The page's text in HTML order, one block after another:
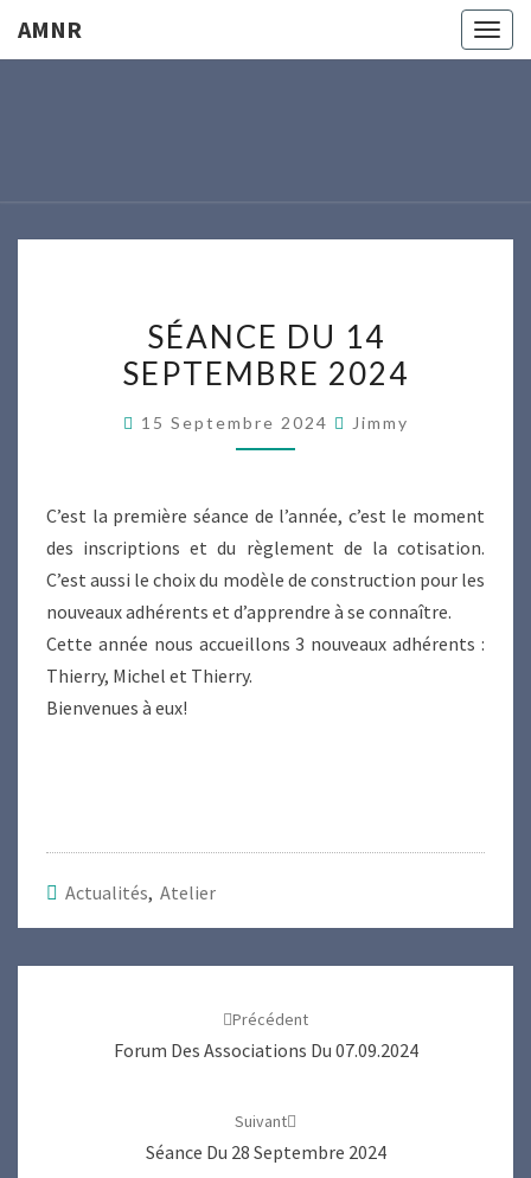
AMNR
DU
14
SÉANCE DU 14
SEPTEMBRE 2024
15 Septembre 2024 Jimmy
C’est la première séance de l’année, c’est le moment
des inscriptions et du règlement de la cotisation.
C’est aussi le choix du modèle de construction pour les
nouveaux adhérents et d’apprendre à se connaître.
Cette année nous accueillons 3 nouveaux adhérents :
Thierry, Michel et Thierry.
Bienvenues à eux!
Actualités, Atelier
Précédent
Forum Des Associations Du 07.09.2024
Suivant
Séance Du 28 Septembre 2024